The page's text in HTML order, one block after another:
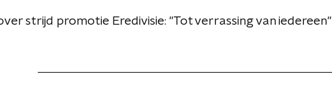
strijd promotie Eredivisie: "Tot verrassing van iedereen"